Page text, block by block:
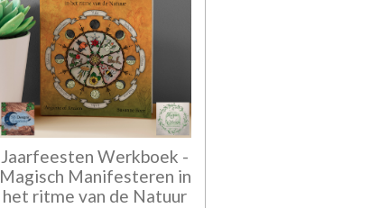
Jaarfeesten Werkboek -
Magisch Manifesteren in
het ritme van de Natuur